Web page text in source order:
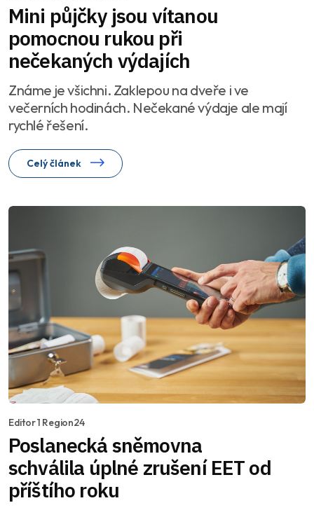
Mini půjčky jsou vítanou
pomocnou rukou při
nečekaných výdajích
Známe je všichni. Zaklepou na dveře i ve
večerních hodinách. Nečekané výdaje ale mají
rychlé řešení.
Celý článek
Editor 1 Region24
Poslanecká sněmovna
schválila úplné zrušení EET od
příštího roku